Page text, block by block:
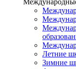
Летние
Зимние